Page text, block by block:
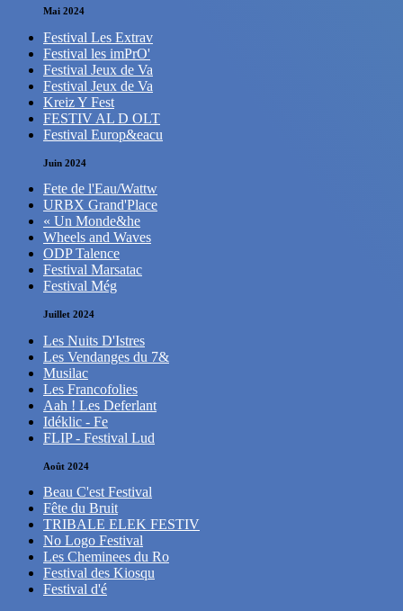
Mai 2024
Festival Les Extrav
Festival les imPrO'
Festival Jeux de Va
Festival Jeux de Va
Kreiz Y Fest
FESTIV AL D OLT
Festival Europ&eacu
Juin 2024
Fete de l'Eau/Wattw
URBX Grand'Place
« Un Monde&he
Wheels and Waves
ODP Talence
Festival Marsatac
Festival Még
Juillet 2024
Les Nuits D'Istres
Les Vendanges du 7&
Musilac
Les Francofolies
Aah ! Les Deferlant
Idéklic - Fe
FLIP - Festival Lud
Août 2024
Beau C'est Festival
Fête du Bruit
TRIBALE ELEK FESTIV
No Logo Festival
Les Cheminees du Ro
Festival des Kiosqu
Festival d'é